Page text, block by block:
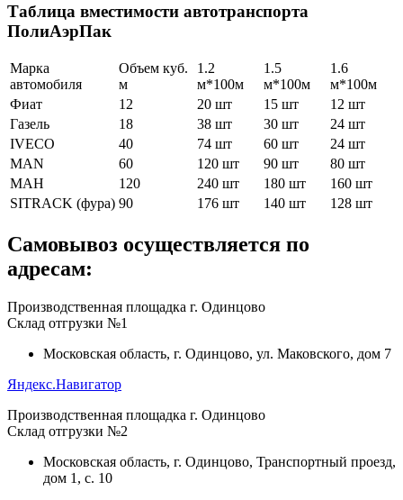
Таблица вместимости автотранспорта
ПолиАэрПак
Марка
автомобиля
Объем куб.
м
1.2
м*100м
1.5
м*100м
1.6
м*100м
Фиат
12 20 шт 15 шт
12 шт
Газель
18 38 шт 30 шт
24 шт
IVECO
40 74 шт 60 шт
24 шт
MAN
60 120 шт 90 шт
80 шт
МАН
120 240 шт 180 шт
160 шт
SITRACK (фура) 90 176 шт 140 шт 128 шт
Самовывоз осуществляется по
адресам:
Производственная площадка г. Одинцово
Склад отгрузки №1
Московская область, г. Одинцово, ул. Маковского, дом 7
Яндекс.Навигатор
Производственная площадка г. Одинцово
Склад отгрузки №2
Московская область, г. Одинцово, Транспортный проезд,
дом 1, с. 10